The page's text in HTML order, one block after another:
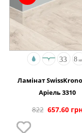
Ламінат
Аріель 3310
822 657.60